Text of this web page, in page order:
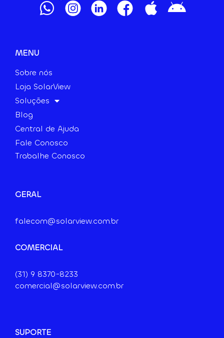
MENU
Sobre nós
Loja SolarView
Soluções
Blog
Central de Ajuda
Fale Conosco
Trabalhe Conosco
GERAL
falecom@solarview.com.br
COMERCIAL
(31) 9 8370-8233
comercial@solarview.com.br
SUPORTE